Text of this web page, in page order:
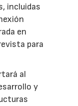
incluidas
en
para
al
y